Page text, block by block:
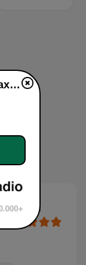
Radio Extremo Guila Oaxaca en vivo